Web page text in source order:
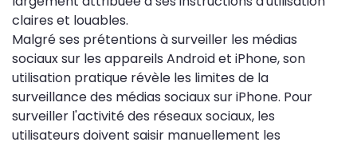
claires et louables.
Malgré ses prétentions à surveiller les médias
sociaux sur les appareils Android et iPhone, son
utilisation pratique révèle les limites de la
surveillance des médias sociaux sur iPhone. Pour
surveiller l'activité des réseaux sociaux, les
utilisateurs doivent saisir manuellement les